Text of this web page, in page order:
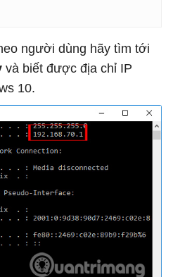
người dùng hãy tìm tới
và biết được địa chỉ IP
10.